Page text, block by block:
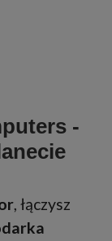
-
, łączysz